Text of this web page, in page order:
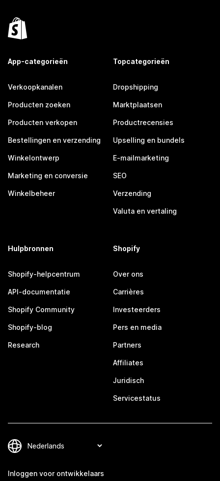
App-categorieën
Verkoopkanalen
Producten zoeken
Producten verkopen
Bestellingen en verzending
Winkelontwerp
Marketing en conversie
Winkelbeheer
Topcategorieën
Dropshipping
Marktplaatsen
Productrecensies
Upselling en bundels
E-mailmarketing
SEO
Verzending
Valuta en vertaling
Hulpbronnen
Shopify-helpcentrum
API-documentatie
Shopify Community
Shopify-blog
Research
Shopify
Over ons
Carrières
Investeerders
Pers en media
Partners
Affiliates
Juridisch
Servicestatus
Inloggen voor ontwikkelaars